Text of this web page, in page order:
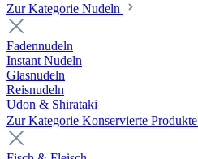
Zur Kategorie Nudeln
Fadennudeln
Instant Nudeln
Glasnudeln
Reisnudeln
Udon & Shirataki
Zur Kategorie Konservierte Produkte